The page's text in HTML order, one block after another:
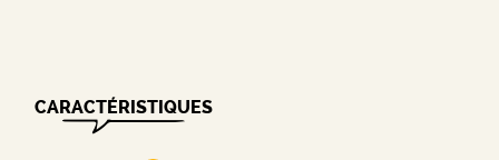
CARACTÉRISTIQUES